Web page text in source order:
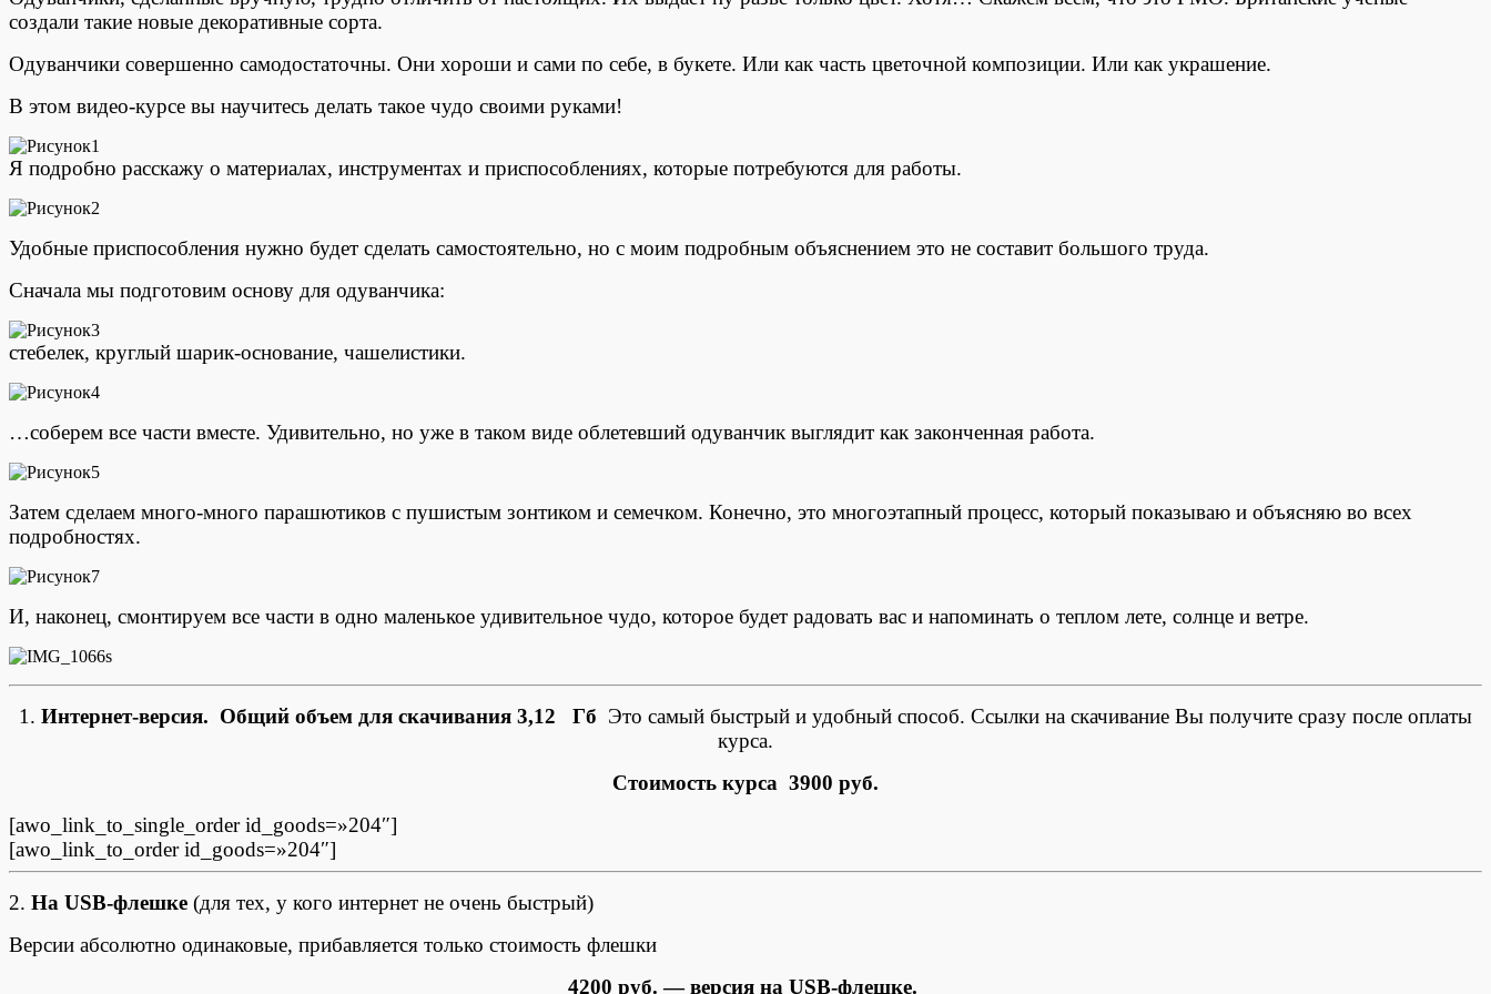
создали такие новые декоративные сорта.
Одуванчики совершенно самодостаточны. Они хороши и сами по себе, в букете. Или как часть цветочной композиции. Или как украшение.
В этом видео-курсе вы научитесь делать такое чудо своими руками!
Я подробно расскажу о материалах, инструментах и приспособлениях, которые потребуются для работы.
Удобные приспособления нужно будет сделать самостоятельно, но с моим подробным объяснением это не составит большого труда.
Сначала мы подготовим основу для одуванчика:
стебелек, круглый шарик-основание, чашелистики.
…соберем все части вместе. Удивительно, но уже в таком виде облетевший одуванчик выглядит как законченная работа.
Затем сделаем много-много парашютиков с пушистым зонтиком и семечком. Конечно, это многоэтапный процесс, который показываю и объясняю во всех
подробностях.
И, наконец, смонтируем все части в одно маленькое удивительное чудо, которое будет радовать вас и напоминать о теплом лете, солнце и ветре.
1. Интернет-версия. Общий объем для скачивания 3,12 Гб Это самый быстрый и удобный способ. Ссылки на скачивание Вы получите сразу после оплаты
курса.
Стоимость курса 3900 руб.
[awo_link_to_single_order id_goods=»204″]
[awo_link_to_order id_goods=»204″]
2. На USB-флешке (для тех, у кого интернет не очень быстрый)
Версии абсолютно одинаковые, прибавляется только стоимость флешки
4200 руб. — версия на USB-флешке.